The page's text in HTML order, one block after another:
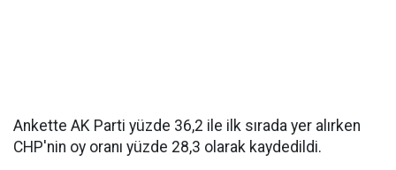
Ankette AK Parti yüzde 36,2 ile ilk sırada yer alırken
CHP'nin oy oranı yüzde 28,3 olarak kaydedildi.